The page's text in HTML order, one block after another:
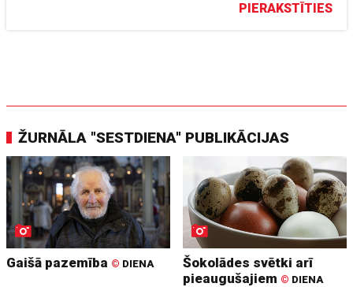
PIERAKSTĪTIES
ŽURNĀLA "SESTDIENA" PUBLIKĀCIJAS
Gaišā pazemība © DIENA
Šokolādes svētki arī
pieaugušajiem © DIENA